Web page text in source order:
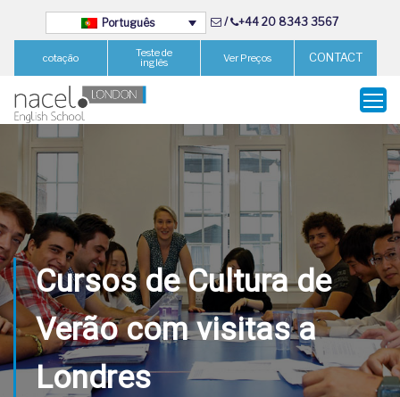
Português / +44 20 8343 3567
cotação Teste de
inglês Ver Preços CONTACT
Cursos de Cultura de
Verão com visitas a
Londres